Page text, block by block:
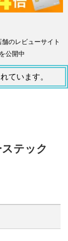
のレビューサイト
公開中
ています。
テック